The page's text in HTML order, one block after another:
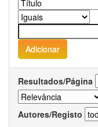
Resultados/Página
Autores/Registo